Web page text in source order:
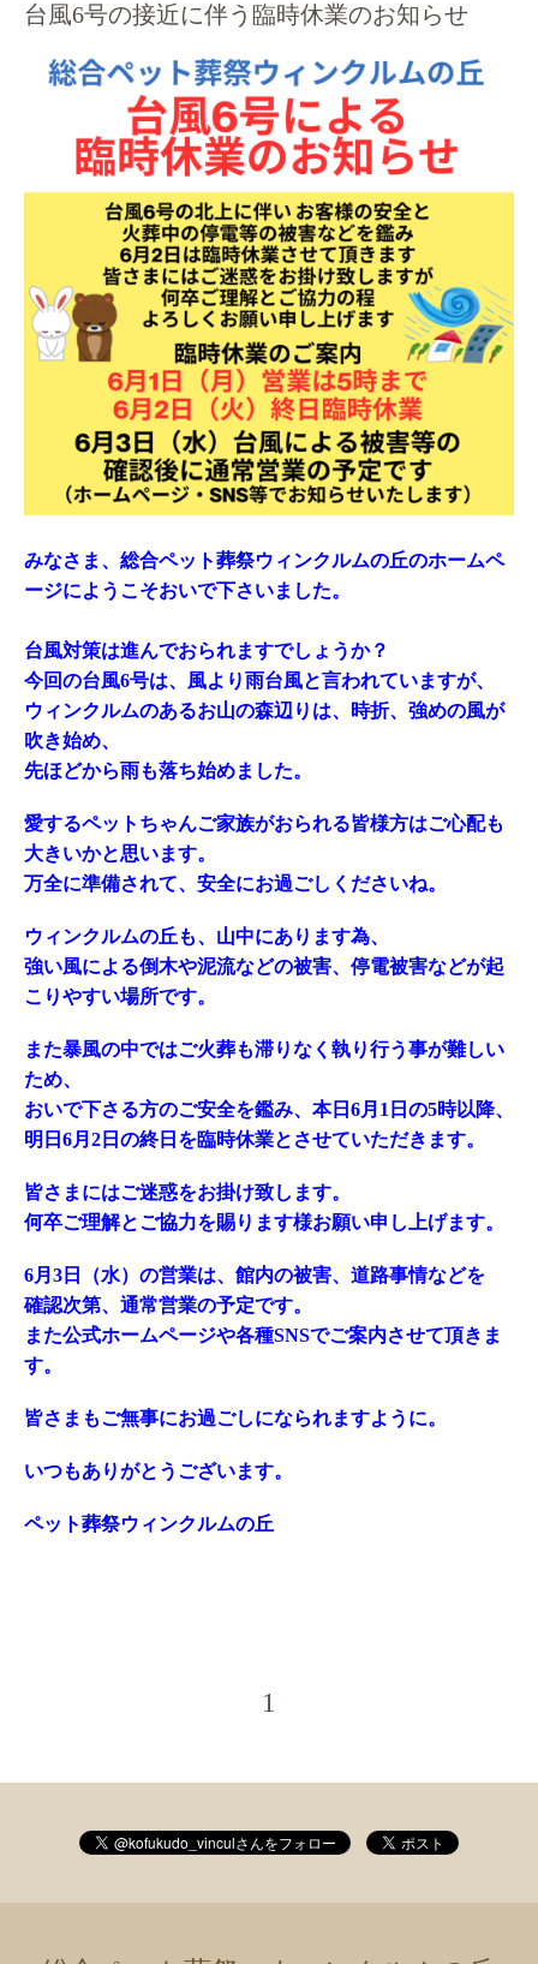
台風6号の接近に伴う臨時休業のお知らせ
みなさま、総合ペット葬祭ウィンクルムの丘のホームペ
ージにようこそおいで下さいました。
台風対策は進んでおられますでしょうか？
今回の台風6号は、風より雨台風と言われていますが、
ウィンクルムのあるお山の森辺りは、時折、強めの風が
吹き始め、
先ほどから雨も落ち始めました。
愛するペットちゃんご家族がおられる皆様方はご心配も
大きいかと思います。
万全に準備されて、安全にお過ごしくださいね。
ウィンクルムの丘も、山中にあります為、
強い風による倒木や泥流などの被害、停電被害などが起
こりやすい場所です。
また暴風の中ではご火葬も滞りなく執り行う事が難しい
ため、
おいで下さる方のご安全を鑑み、本日6月1日の5時以降、
明日6月2日の終日を臨時休業とさせていただきます。
皆さまにはご迷惑をお掛け致します。
何卒ご理解とご協力を賜ります様お願い申し上げます。
6月3日（水）の営業は、館内の被害、道路事情などを
確認次第、通常営業の予定です。
また公式ホームページや各種SNSでご案内させて頂きま
す。
皆さまもご無事にお過ごしになられますように。
いつもありがとうございます。
ペット葬祭ウィンクルムの丘
1